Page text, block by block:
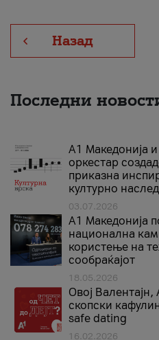
Назад
Последни
А1 Македонија
оркестар
приказна
културно
03.07.2026
A1 Македонија
национална
користење на
сообраќајот
18.05.2026
Овој
скопски
safe dating
16.02.2026